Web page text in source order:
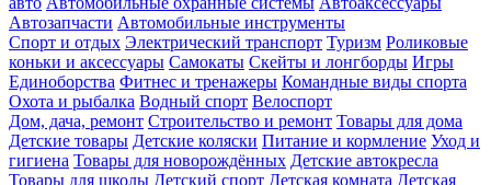
Автозапчасти Автомобильные инструменты
Спорт и отдых Электрический транспорт Туризм Роликовые
коньки и аксессуары Самокаты Скейты и лонгборды Игры
Единоборства Фитнес и тренажеры Командные виды спорта
Охота и рыбалка Водный спорт Велоспорт
Дом, дача, ремонт Строительство и ремонт Товары для дома
Детские товары Детские коляски Питание и кормление Уход и
гигиена Товары для новорождённых Детские автокресла
Товары для школы Детский спорт Детская комната Детская